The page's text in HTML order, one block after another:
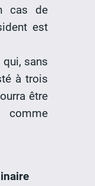
cas de
est
sans
à trois
être